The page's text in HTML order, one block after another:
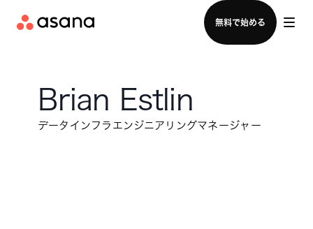
無料で始める
セールスチームに問い合わせる
Brian Estlin
データインフラエンジニアリングマネージャー